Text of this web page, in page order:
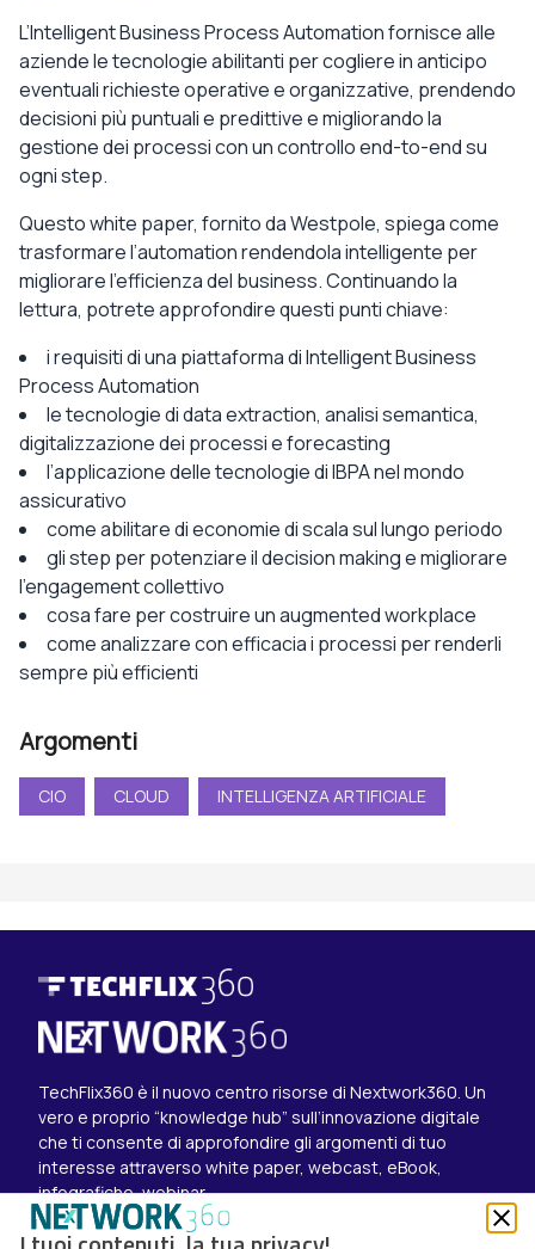
L’Intelligent Business Process Automation fornisce alle
aziende le tecnologie abilitanti per cogliere in anticipo
eventuali richieste operative e organizzative, prendendo
decisioni più puntuali e predittive e migliorando la
gestione dei processi con un controllo end-to-end su
ogni step.
Questo white paper, fornito da Westpole, spiega come
trasformare l’automation rendendola intelligente per
migliorare l’efficienza del business. Continuando la
lettura, potrete approfondire questi punti chiave:
i requisiti di una piattaforma di Intelligent Business
Process Automation
le tecnologie di data extraction, analisi semantica,
digitalizzazione dei processi e forecasting
l’applicazione delle tecnologie di IBPA nel mondo
assicurativo
come abilitare di economie di scala sul lungo periodo
gli step per potenziare il decision making e migliorare
l’engagement collettivo
cosa fare per costruire un augmented workplace
come analizzare con efficacia i processi per renderli
sempre più efficienti
Argomenti
CIO CLOUD INTELLIGENZA ARTIFICIALE
TechFlix360 è il nuovo centro risorse di Nextwork360. Un
vero e proprio “knowledge hub” sull’innovazione digitale
che ti consente di approfondire gli argomenti di tuo
interesse attraverso white paper, webcast, eBook,
infografiche, webinar.
Esplora i contenuti